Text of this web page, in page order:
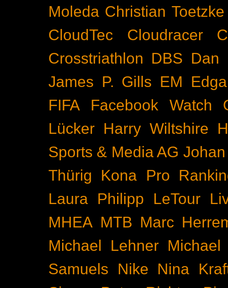
Moleda Christian Toetzke
CloudTec
Cloudracer
Crosstriathlon DBS Dan
James P. Gills EM
FIFA
Facebook Watch
Lücker Harry Wiltshire
Sports & Media AG
Thürig
Kona Pro
Laura Philipp
LeTour
MHEA MTB Marc
Michael Lehner Michael
Samuels
Nike
Nina